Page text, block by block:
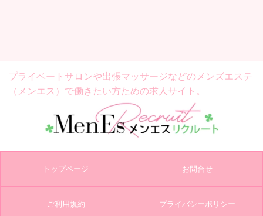
プライベートサロンや出張マッサージなどの メンズエステ
（メンエス）で働きたい方ための求人サイト。
トップページ お問合せ
ご利用規約 プライバシーポリシー